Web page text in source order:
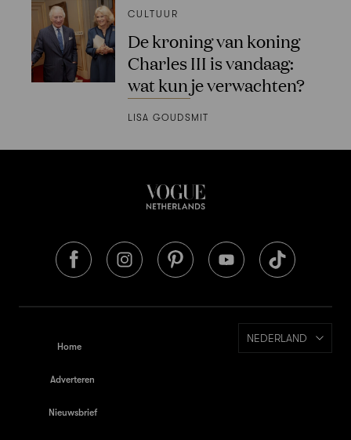
CULTUUR
De kroning van koning
Charles III is vandaag:
wat kun je verwachten?
LISA GOUDSMIT
Home
Adverteren
Nieuwsbrief
NEDERLAND